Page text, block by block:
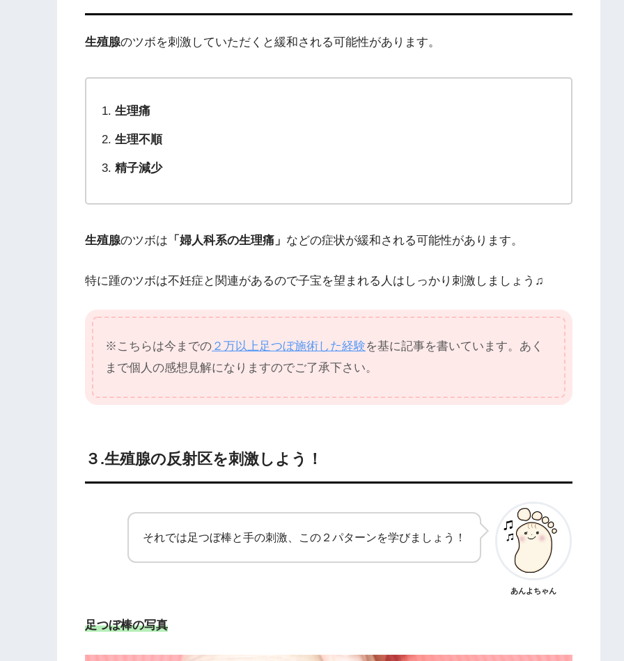
生殖腺のツボを刺激していただくと緩和される可能性があります。
生理痛
生理不順
精子減少
生殖腺のツボは 「婦人科系の生理痛」 などの症状が緩和される可能性があります。
特に踵のツボは不妊症と関連があるので子宝を望まれる人はしっかり刺激しましょう♫
※こちらは今までの ２万以上足つぼ施術した経験を基に記事を書いています。あく
まで個人の感想見解になりますのでご了承下さい。
３.生殖腺の反射区を刺激しよう！
それでは足つぼ棒と手の刺激、この２パターンを学びましょう！
あんよちゃん
足つぼ棒の写真